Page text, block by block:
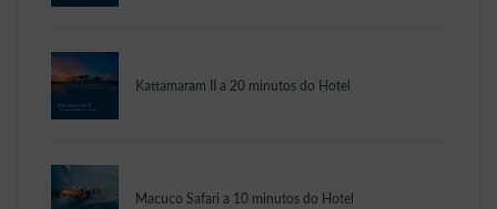
Kattamaram II a 20 minutos do Hotel
Macuco Safari a 10 minutos do Hotel